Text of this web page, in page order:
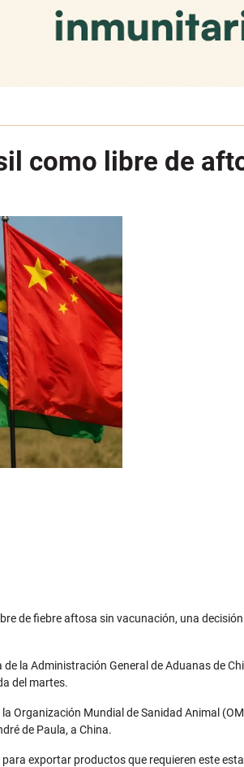
como libre de
de fiebre aftosa sin vacunación, una
la Administración General de Aduanas de
del martes.
Organización Mundial de Sanidad Animal
de Paula, a China.
exportar productos que requieren este